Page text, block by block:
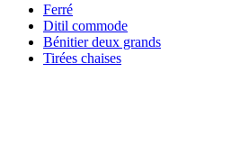
Ferré
Ditil commode
Bénitier deux grands
Tirées chaises